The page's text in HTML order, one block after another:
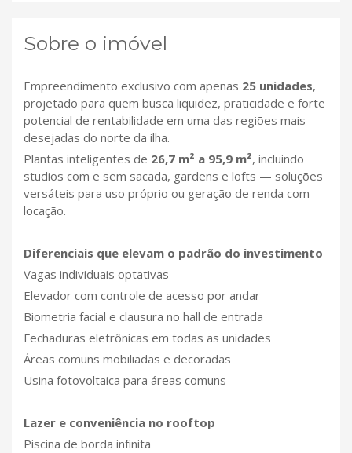
Sobre o imóvel
Empreendimento exclusivo com apenas 25 unidades,
projetado para quem busca liquidez, praticidade e forte
potencial de rentabilidade em uma das regiões mais
desejadas do norte da ilha.
Plantas inteligentes de 26,7 m² a 95,9 m², incluindo
studios com e sem sacada, gardens e lofts — soluções
versáteis para uso próprio ou geração de renda com
locação.
Diferenciais que elevam o padrão do investimento
Vagas individuais optativas
Elevador com controle de acesso por andar
Biometria facial e clausura no hall de entrada
Fechaduras eletrônicas em todas as unidades
Áreas comuns mobiliadas e decoradas
Usina fotovoltaica para áreas comuns
Lazer e conveniência no rooftop
Piscina de borda infinita